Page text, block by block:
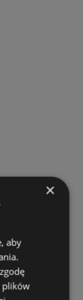
×
aby
plików